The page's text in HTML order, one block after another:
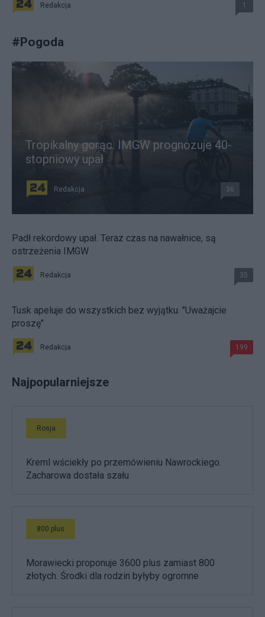
Redakcja 1
#Pogoda
Tropikalny gorąc. IMGW prognozuje 40-
stopniowy upał
Redakcja 36
Padł rekordowy upał. Teraz czas na nawałnice, są
ostrzeżenia IMGW
Redakcja 35
Tusk apeluje do wszystkich bez wyjątku. "Uważajcie
proszę"
Redakcja 199
Najpopularniejsze
Rosja
Kreml wściekły po przemówieniu Nawrockiego.
Zacharowa dostała szału
800 plus
Morawiecki proponuje 3600 plus zamiast 800
złotych. Środki dla rodzin byłyby ogromne